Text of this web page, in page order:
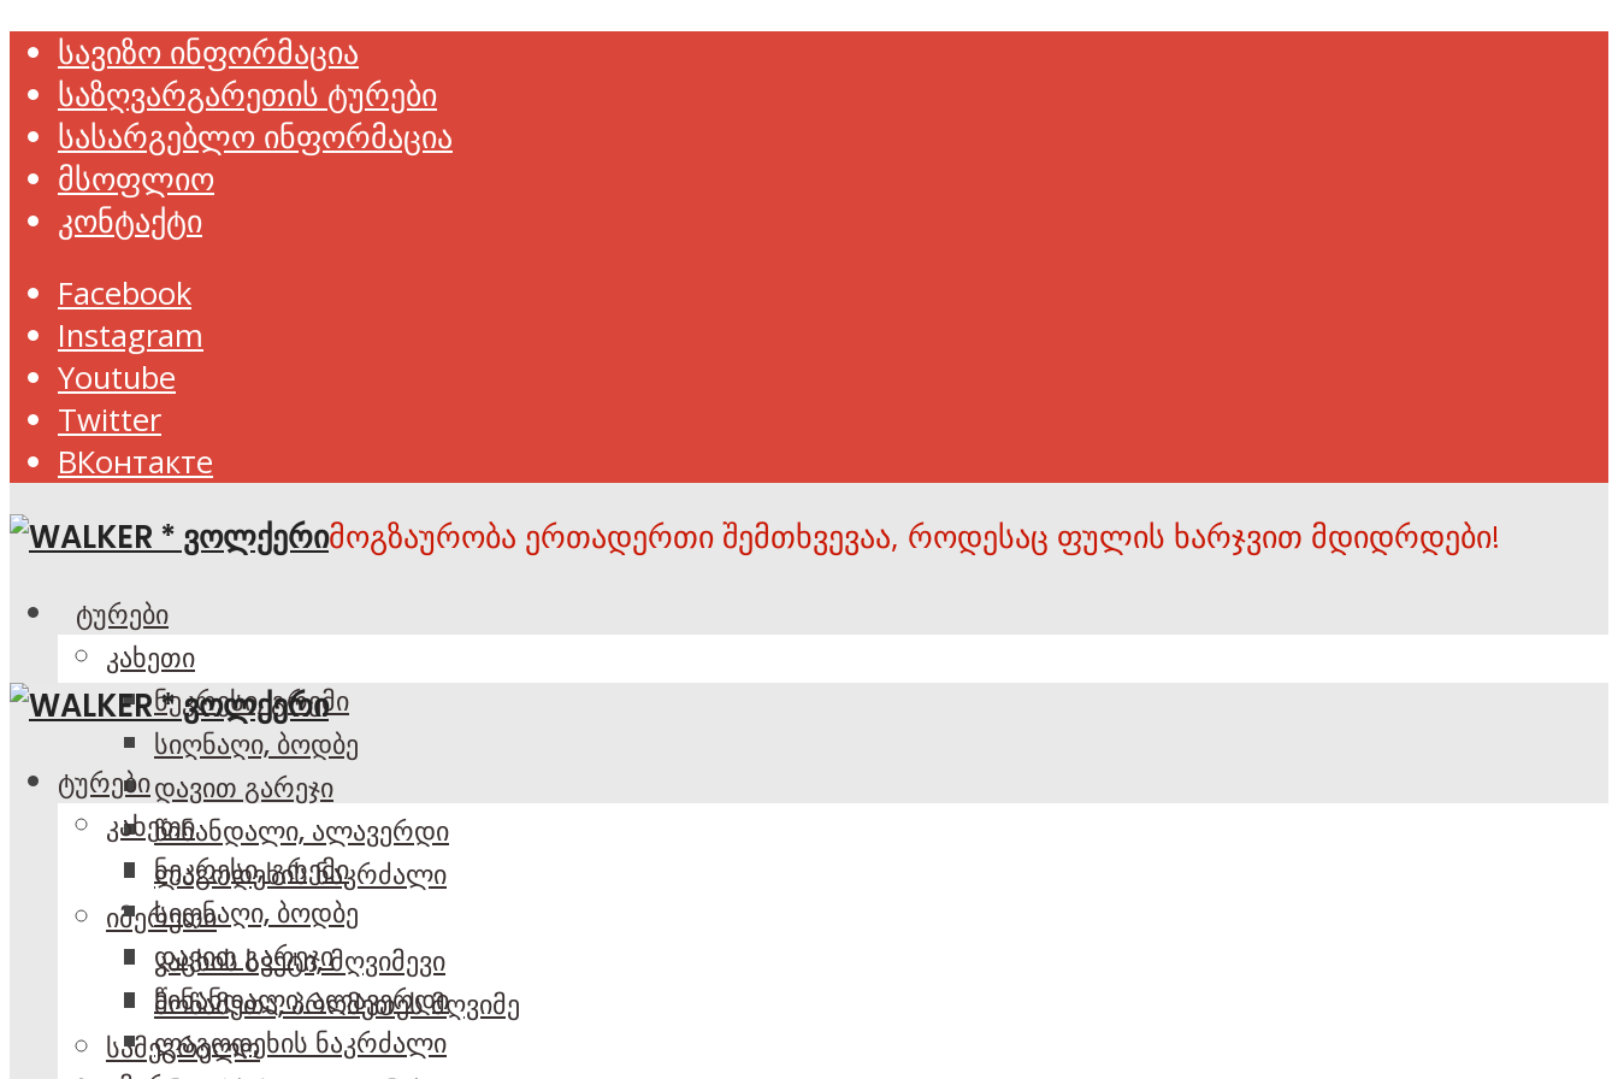
სავიზო ინფორმაცია
საზღვარგარეთის ტურები
სასარგებლო ინფორმაცია
მსოფლიო
კონტაქტი
Facebook
Instagram
Youtube
Twitter
ВКонтакте
მოგზაურობა ერთადერთი შემთხვევაა, როდესაც ფულის ხარჯვით მდიდრდები!
ტურები
კახეთი
ნეკრესი, გრემი
სიღნაღი, ბოდბე
დავით გარეჯი
წინანდალი, ალავერდი
ლაგოდეხის ნაკრძალი
იმერეთი
კაცხის სვეტი, მღვიმევი
მოწამეთა, პრომეთეს მღვიმე
სამეგრელო
ტურები
კახეთი
ნეკრესი, გრემი
სიღნაღი, ბოდბე
დავით გარეჯი
წინანდალი, ალავერდი
ლაგოდეხის ნაკრძალი